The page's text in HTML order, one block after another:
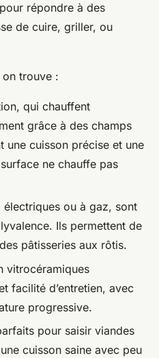
répondre à des
de cuire, griller, ou
trouve :
qui chauffent
grâce à des champs
une cuisson précise et une
ne chauffe pas
ou à gaz, sont
Ils permettent de
pâtisseries aux rôtis.
vitrocéramiques
facilité d’entretien, avec
progressive.
pour saisir viandes
cuisson saine avec peu